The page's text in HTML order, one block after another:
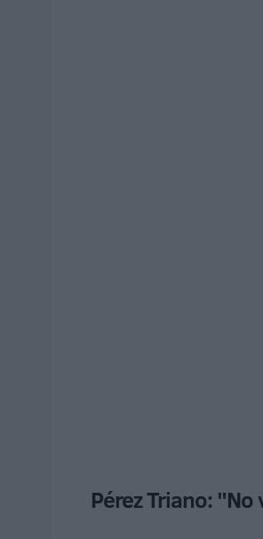
Pérez Triano: